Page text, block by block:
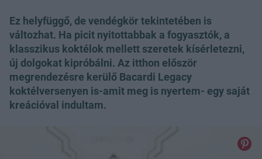
Ez helyfüggő, de vendégkör tekintetében is
változhat. Ha picit nyitottabbak a fogyasztók, a
klasszikus koktélok mellett szeretek kísérletezni,
új dolgokat kipróbálni. Az itthon először
megrendezésre kerülő Bacardi Legacy
koktélversenyen is-amit meg is nyertem- egy saját
kreációval indultam.